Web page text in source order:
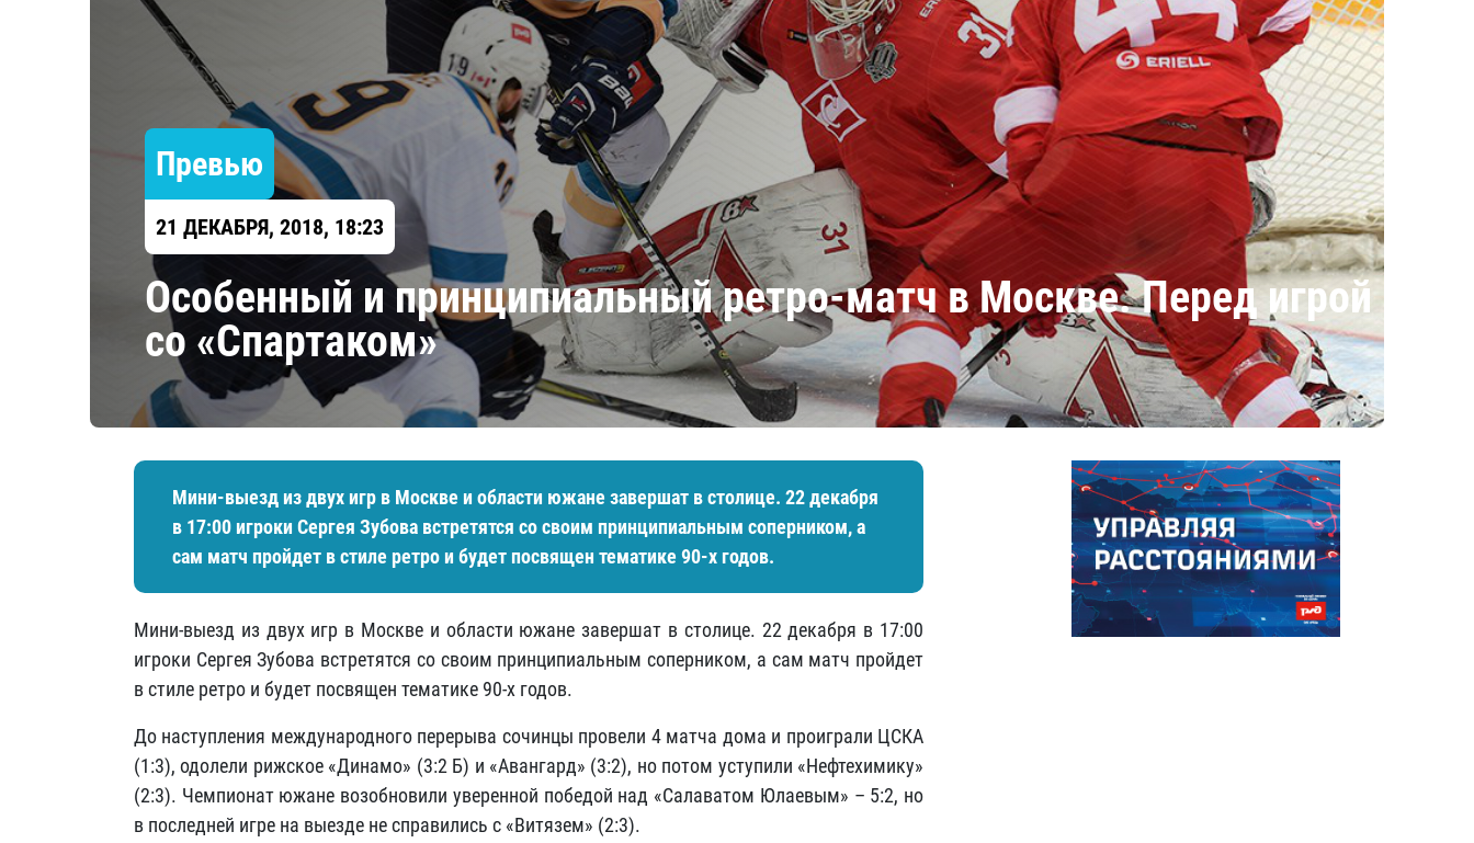
Шанхайские Драконы
Амур
Барыс
Салават Юлаев
Сибирь
Превью
21 ДЕКАБРЯ, 2018, 18:23
​Особенный и принципиальный ретро-матч в Москве. Перед игрой
со «Спартаком»
Мини-выезд из двух игр в Москве и области южане завершат в столице. 22 декабря
в 17:00 игроки Сергея Зубова встретятся со своим принципиальным соперником, а
сам матч пройдет в стиле ретро и будет посвящен тематике 90-х годов.
Мини-выезд из двух игр в Москве и области южане завершат в столице. 22 декабря в 17:00
игроки Сергея Зубова встретятся со своим принципиальным соперником, а сам матч пройдет
в стиле ретро и будет посвящен тематике 90-х годов.
До наступления международного перерыва сочинцы провели 4 матча дома и проиграли ЦСКА
(1:3), одолели рижское «Динамо» (3:2 Б) и «Авангард» (3:2), но потом уступили «Нефтехимику»
(2:3). Чемпионат южане возобновили уверенной победой над «Салаватом Юлаевым» – 5:2, но
в последней игре на выезде не справились с «Витязем» (2:3).